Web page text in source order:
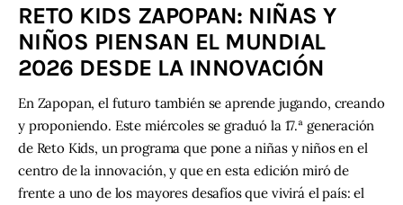
RETO KIDS ZAPOPAN: NIÑAS Y
NIÑOS PIENSAN EL MUNDIAL
2026 DESDE LA INNOVACIÓN
En Zapopan, el futuro también se aprende jugando, creando
y proponiendo. Este miércoles se graduó la 17.ª generación
de Reto Kids, un programa que pone a niñas y niños en el
centro de la innovación, y que en esta edición miró de
frente a uno de los mayores desafíos que vivirá el país: el